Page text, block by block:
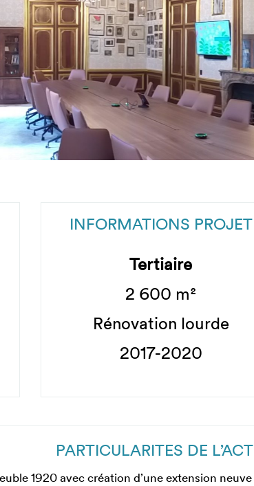
INFORMATIONS PROJET
Tertiaire
2 600 m²
Rénovation lourde
2017-2020
PARTICULARITES DE
1920 avec création d’une extension